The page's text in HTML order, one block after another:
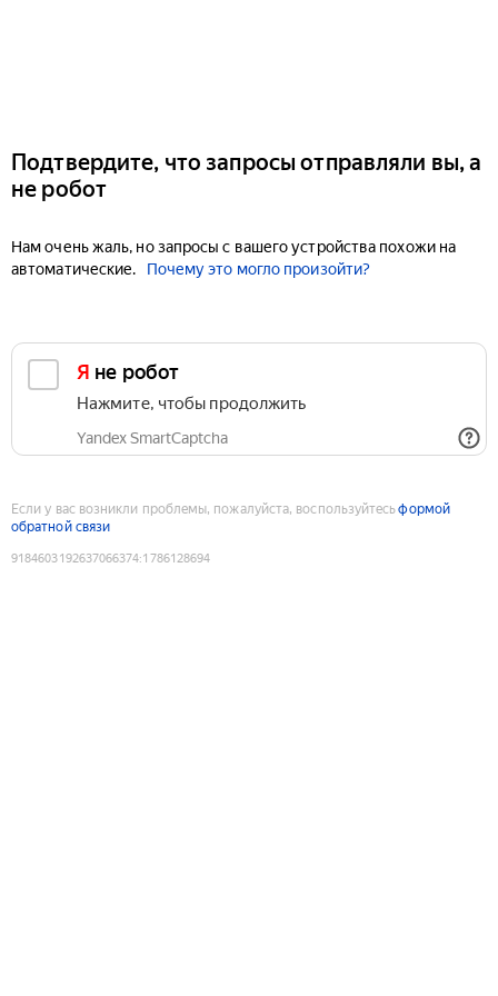
Подтвердите, что запросы отправляли вы, а
не робот
Нам очень жаль, но запросы с вашего устройства похожи на
автоматические.
Почему это могло произойти?
Я не робот
Нажмите, чтобы продолжить
Yandex SmartCaptcha
Если у вас возникли проблемы, пожалуйста, воспользуйтесьформой
обратной связи
9184603192637066374:1786128694